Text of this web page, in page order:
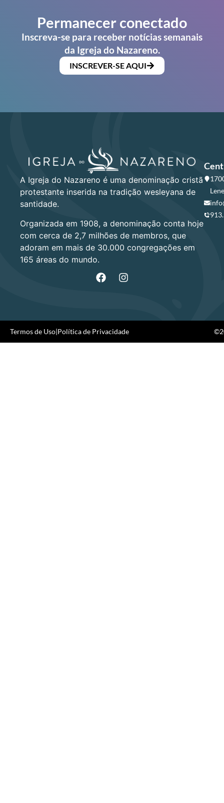
Permanecer conectado
Inscreva-se para receber notícias semanais
da Igreja do Nazareno.
INSCREVER-SE AQUI
A Igreja do Nazareno é uma denominação cristã
protestante inserida na tradição wesleyana de
santidade.
Organizada em 1908, a denominação conta hoje
com cerca de 2,7 milhões de membros, que
adoram em mais de 30.000 congregações em
165 áreas do mundo.
Termos de Uso|Política de Privacidade